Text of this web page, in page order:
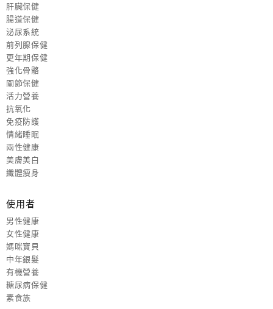
肝臟保健
腸道保健
泌尿系統
前列腺保健
更年期保健
強化骨骼
關節保健
活力營養
抗氧化
免疫防護
情緒睡眠
兩性健康
美膚美白
纖體瘦身
使用者
男性健康
女性健康
媽咪寶貝
中年銀髮
有機營養
糖尿病保健
素食族